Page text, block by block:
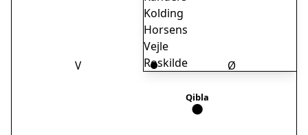
Kolding
Horsens
Vejle
Roskilde
Helsingør
Hørsholm
Ø
V
Qibla